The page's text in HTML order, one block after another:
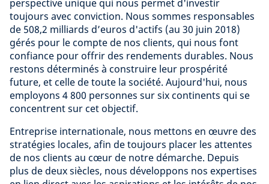
perspective unique qui nous permet d'investir
toujours avec conviction. Nous sommes responsables
de 508,2 milliards d’euros d'actifs (au 30 juin 2018)
gérés pour le compte de nos clients, qui nous font
confiance pour offrir des rendements durables. Nous
restons déterminés à construire leur prospérité
future, et celle de toute la société. Aujourd'hui, nous
employons 4 800 personnes sur six continents qui se
concentrent sur cet objectif.
Entreprise internationale, nous mettons en œuvre des
stratégies locales, afin de toujours placer les attentes
de nos clients au cœur de notre démarche. Depuis
plus de deux siècles, nous développons nos expertises